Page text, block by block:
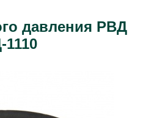
давления РВД
1110